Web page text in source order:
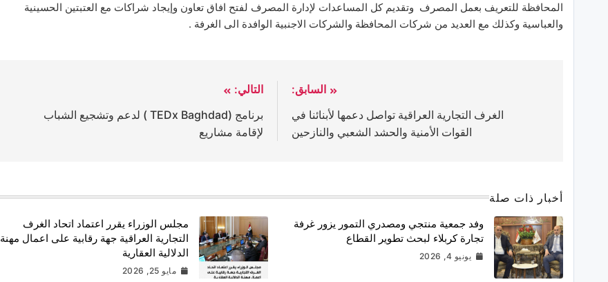
المحافظة للتعريف بعمل المصرف وتقديم كل المساعدات لإدارة المصرف لفتح افاق تعاون وإيجاد شراكات مع العتبتين الحسينية
والعباسية وكذلك مع العديد من شركات المحافظة والشركات الاجنبية الوافدة الى الغرفة .
السابق:
الغرف التجارية العراقية تواصل دعمها لأبنائنا في
القوات الأمنية والحشد الشعبي والنازحين
التالي:
برنامج (TEDx Baghdad ) لدعم وتشجيع الشباب
لإقامة مشاريع
أخبار ذات صلة
وفد جمعية منتجي ومصدري التمور يزور غرفة
تجارة كربلاء لبحث تطوير القطاع
يونيو 4, 2026
مجلس الوزراء يقرر اعتماد اتحاد الغرف
التجارية العراقية جهة رقابية على اعمال مهنة
الدلالية العقارية
مايو 25, 2026